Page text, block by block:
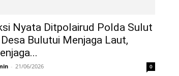
Nyata Ditpolairud Polda Sulut
Bulutui Menjaga Laut,
- 21/06/2026 0